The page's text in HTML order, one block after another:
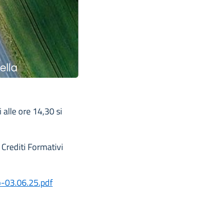
alle ore 14,30 si
Formativi